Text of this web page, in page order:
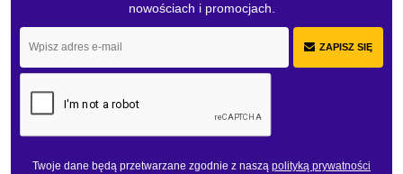
nowościach i promocjach.
ZAPISZ SIĘ
Twoje dane będą przetwarzane zgodnie z naszą polityką prywatności